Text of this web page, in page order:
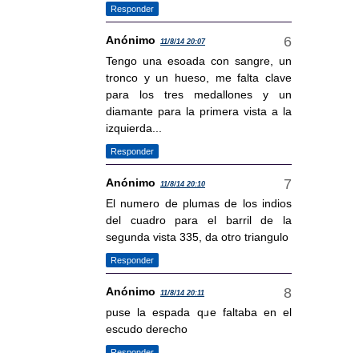
Responder
Anónimo 11/8/14 20:07
Tengo una esoada con sangre, un
tronco y un hueso, me falta clave
para los tres medallones y un
diamante para la primera vista a la
izquierda...
Responder
Anónimo 11/8/14 20:10
El numero de plumas de los indios
del cuadro para el barril de la
segunda vista 335, da otro triangulo
Responder
Anónimo 11/8/14 20:11
puse la espada que faltaba en el
escudo derecho